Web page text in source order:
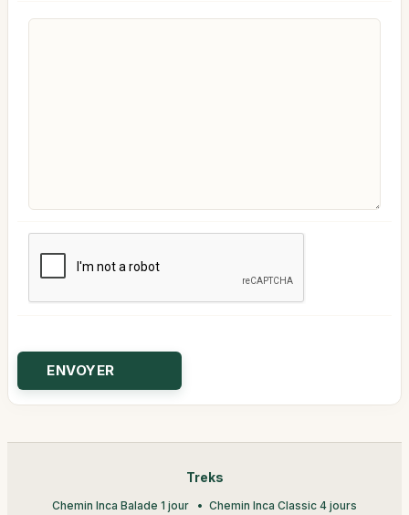
Treks
Chemin Inca Balade 1 jour Chemin Inca Classic 4 jours